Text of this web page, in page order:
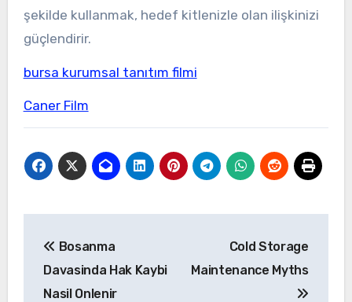
şekilde kullanmak, hedef kitlenizle olan ilişkinizi
güçlendirir.
bursa kurumsal tanıtım filmi
Caner Film
gezinmesi
Bosanma
Davasinda Hak Kaybi
Nasil Onlenir
Cold Storage
Maintenance Myths